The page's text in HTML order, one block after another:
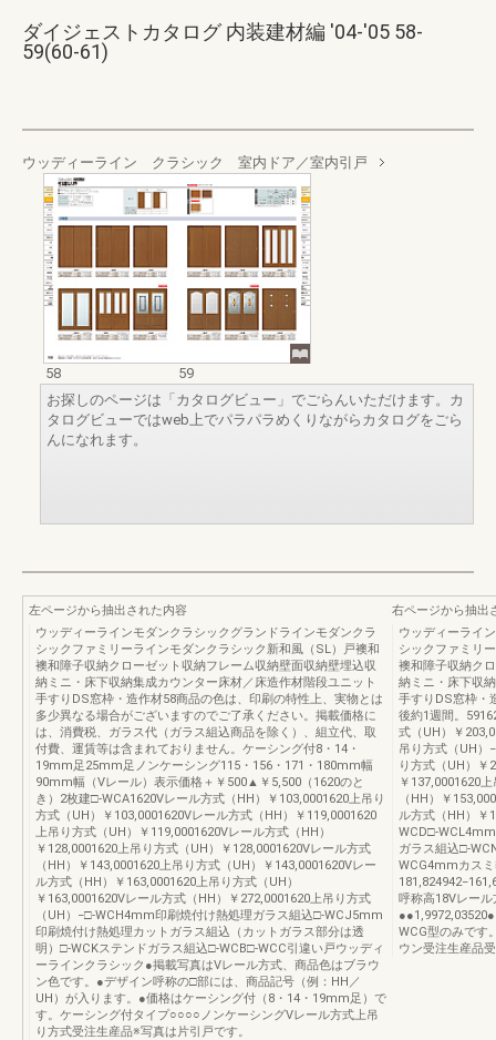
ダイジェストカタログ 内装建材編 '04-'05 58-
59(60-61)
ウッディーライン クラシック 室内ドア／室内引戸
58
59
お探しのページは「カタログビュー」でごらんいただけます。カ
タログビューではweb上でパラパラめくりながらカタログをごら
んになれます。
左ページから抽出された内容
ウッディーラインモダンクラシックグランドラインモダンクラ
シックファミリーラインモダンクラシック新和風（SL）戸襖和
襖和障子収納クローゼット収納フレーム収納壁面収納壁埋込収
納ミニ・床下収納集成カウンター床材／床造作材階段ユニット
手すりDS窓枠・造作材58商品の色は、印刷の特性上、実物とは
多少異なる場合がございますのでご了承ください。掲載価格に
は、消費税、ガラス代（ガラス組込商品を除く）、組立代、取
付費、運賃等は含まれておりません。ケーシング付8・14・
19mm足25mm足ノンケーシング115・156・171・180mm幅
90mm幅（Vレール）表示価格＋￥500▲￥5,500（1620のと
き）2枚建□-WCA1620Vレール方式（HH）￥103,0001620上吊り
方式（UH）￥103,0001620Vレール方式（HH）￥119,0001620
上吊り方式（UH）￥119,0001620Vレール方式（HH）
￥128,0001620上吊り方式（UH）￥128,0001620Vレール方式
（HH）￥143,0001620上吊り方式（UH）￥143,0001620Vレー
ル方式（HH）￥163,0001620上吊り方式（UH）
￥163,0001620Vレール方式（HH）￥272,0001620上吊り方式
（UH）−□-WCH4mm印刷焼付け熱処理ガラス組込□-WCJ5mm
印刷焼付け熱処理カットガラス組込（カットガラス部分は透
明）□-WCKステンドガラス組込□-WCB□-WCC引違い戸ウッディ
ーラインクラシック●掲載写真はVレール方式、商品色はブラウ
ン色です。●デザイン呼称の□部には、商品記号（例：HH／
UH）が入ります。●価格はケーシング付（8・14・19mm足）で
す。ケーシング付タイプ○○○○ノンケーシングVレール方式上吊
り方式受注生産品※写真は片引戸です。
右ページから抽出
ウッディーライ
シックファミリ
襖和障子収納ク
納ミニ・床下収
手すりDS窓
後約1週間。
式（UH）￥
吊り方式（UH）
り方式（UH）￥
￥137,0001620
（HH）￥
ル方式（HH）￥
WCD□-
ガラス組込□-
WCG4mmカス
呼称高18Vレー
WCG型のみです
ウン受注生産品